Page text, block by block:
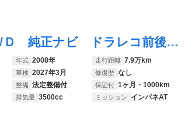
アルファード ３５０Ｓ ７人 ４ＷＤ 純正ナビ ドラレコ前後 バックモニター 後席フリップダウンモニター Ｗエアコン スマートキー ＥＴＣ オットマン ３列シート ＥＳＣ 両側スライド片側電動ドア ステアリングリモコン 革巻ハンドル
年式 2008年 走行距離 7.9万km
車検 2027年3月 修復歴 なし
整備 法定整備付 保証付 1ヶ月・1000km
排気量 3500cc ミッション インパネAT